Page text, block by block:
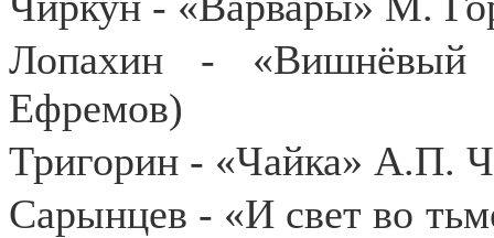
Лопахин -
Ефремов)
Тригорин - «Чайка» А.П.
Сарынцев - «И свет во